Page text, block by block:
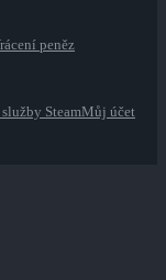
peněz
SteamMůj účet